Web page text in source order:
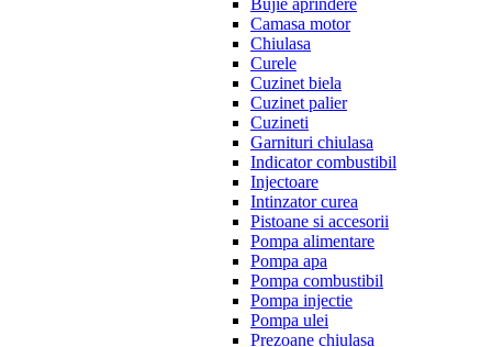
Bujie aprindere
Camasa motor
Chiulasa
Curele
Cuzinet biela
Cuzinet palier
Cuzineti
Garnituri chiulasa
Indicator combustibil
Injectoare
Intinzator curea
Pistoane si accesorii
Pompa alimentare
Pompa apa
Pompa combustibil
Pompa injectie
Pompa ulei
Prezoane chiulasa